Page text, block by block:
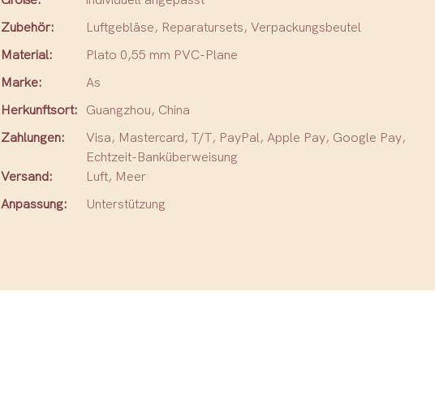
Zubehör:
Luftgebläse, Reparatursets, Verpackungsbeutel
Material:
Plato 0,55 mm PVC-Plane
Marke:
As
Herkunftsort:
Guangzhou, China
Zahlungen:
Visa, Mastercard, T/T, PayPal, Apple Pay, Google Pay,
Echtzeit-Banküberweisung
Versand:
Luft, Meer
Anpassung:
Unterstützung